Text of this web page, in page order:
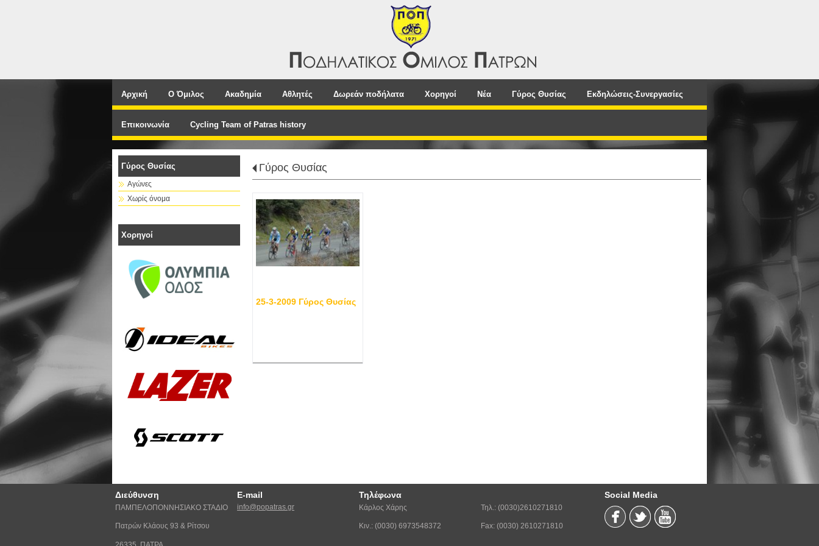
Αρχική Ο Όμιλος Ακαδημία Αθλητές Δωρεάν ποδήλατα Χορηγοί Νέα Γύρος Θυσίας Εκδηλώσεις-Συνεργασίες
Επικοινωνία Cycling Team of Patras history
Γύρος Θυσίας
Αγώνες
Χωρίς όνομα
Χορηγοί
Γύρος Θυσίας
25-3-2009 Γύρος Θυσίας
Διεύθυνση E-mail Τηλέφωνα Social Media
ΠΑΜΠΕΛΟΠΟΝΝΗΣΙΑΚΟ ΣΤΑΔΙΟ
Πατρών Κλάους 93 & Ρίτσου
info@popatras.gr Κάρλος Χάρης
Κιν.: (0030) 6973548372
Τηλ.: (0030)2610271810
Fax: (0030) 2610271810